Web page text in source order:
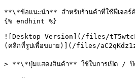
**\*ข้อแนะนำ** สำหรับร้านค้าที่ใช้ฟีเจอร์
{% endhint %}
![Desktop Version](/files/
(คลิกที่รูปเพื่อขยาย)](/files/
> **\*ปุ่มแสดงสินค้า** ใช้ในการเปิด / ปิดก